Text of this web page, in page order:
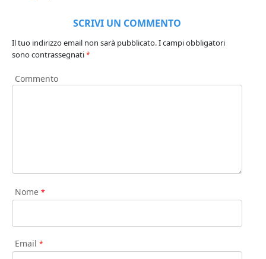
SCRIVI UN COMMENTO
Il tuo indirizzo email non sarà pubblicato.I campi obbligatori
sono contrassegnati*
Commento
Nome *
Email *